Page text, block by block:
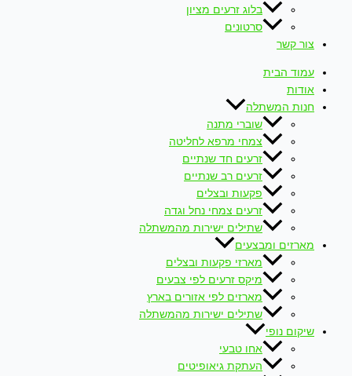
בלוג זרעים מציון
סרטונים
צור קשר
עמוד הבית
אודות
חנות המשתלה
שוברי מתנה
צמחי מרפא לחליטה
זרעים חד שנתיים
זרעים רב שנתיים
פקעות ובצלים
זרעים צמחי נחל וגדה
שתילים ישירות מהמשתלה
מארזים ומבצעים
מארזי פקעות ובצלים
מיקס זרעים לפי צבעים
מארזים לפי אזורים בארץ
שתילים ישירות מהמשתלה
שיקום נופי
אחו טבעי
העתקת גיאופיטים